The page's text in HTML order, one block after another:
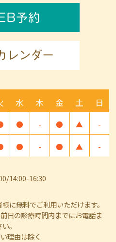
予約
レンダー
水 木 金 土 日
● - ● ▲ -
● - ● ▲ -
14:00-16:30
に無料でご利用いただけます。
日の診療時間内までにお電話ま
。
理由は除く